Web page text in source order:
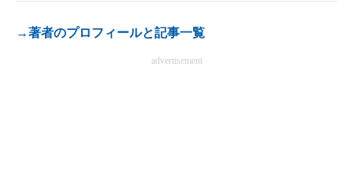
→著者のプロフィールと記事一覧
advertisement